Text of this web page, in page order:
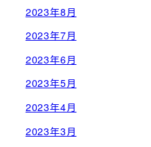
2023年8月
2023年7月
2023年6月
2023年5月
2023年4月
2023年3月